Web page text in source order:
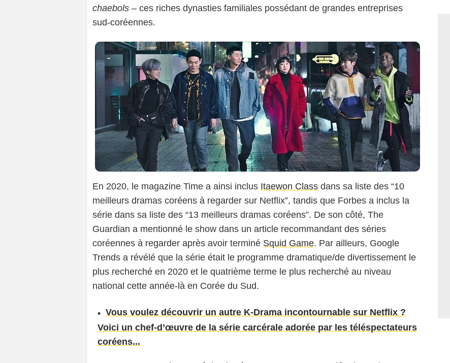
chaebols – ces riches dynasties familiales possédant de grandes entreprises
sud-coréennes.
En 2020, le magazine Time a ainsi inclus Itaewon Class dans sa liste des “10
meilleurs dramas coréens à regarder sur Netflix”, tandis que Forbes a inclus la
série dans sa liste des “13 meilleurs dramas coréens”. De son côté, The
Guardian a mentionné le show dans un article recommandant des séries
coréennes à regarder après avoir terminé Squid Game. Par ailleurs, Google
Trends a révélé que la série était le programme dramatique/de divertissement le
plus recherché en 2020 et le quatrième terme le plus recherché au niveau
national cette année-là en Corée du Sud.
Vous voulez découvrir un autre K-Drama incontournable sur Netflix ?
Voici un chef-d’œuvre de la série carcérale adorée par les téléspectateurs
coréens...